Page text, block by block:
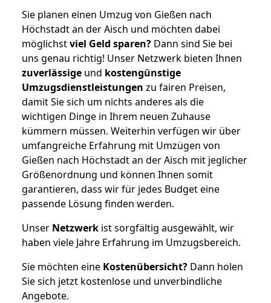
Sie planen einen Umzug von Gießen nach
Höchstadt an der Aisch und möchten dabei
möglichstviel Geld sparen? Dann sind Sie bei
uns genau richtig! Unser Netzwerk bieten Ihnen
zuverlässige und kostengünstige
Umzugsdienstleistungen zu fairen Preisen,
damit Sie sich um nichts anderes als die
wichtigen Dinge in Ihrem neuen Zuhause
kümmern müssen. Weiterhin verfügen wir über
umfangreiche Erfahrung mit Umzügen von
Gießen nach Höchstadt an der Aisch mit jeglicher
Größenordnung und können Ihnen somit
garantieren, dass wir für jedes Budget eine
passende Lösung finden werden.
Unser Netzwerk ist sorgfältig ausgewählt, wir
haben viele Jahre Erfahrung im Umzugsbereich.
Sie möchten eine Kostenübersicht? Dann holen
Sie sich jetzt kostenlose und unverbindliche
Angebote.